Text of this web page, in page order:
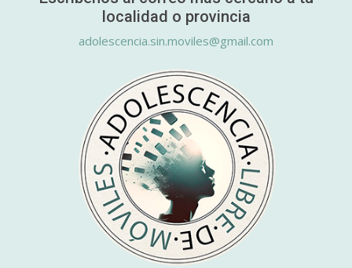
localidad o provincia
adolescencia.sin.moviles@gmail.com